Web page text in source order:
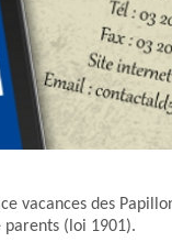
vacances des
parents (loi 1901).